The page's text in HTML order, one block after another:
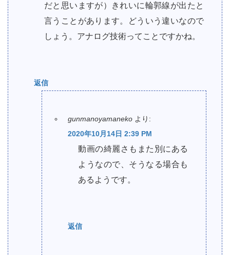
だと思いますが）きれいに輪郭線が出たと
言うことがあります。どういう違いなので
しょう。アナログ技術ってことですかね。
返信
gunmanoyamaneko より:
2020年10月14日 2:39 PM
動画の綺麗さもまた別にある
ようなので、そうなる場合も
あるようです。
返信